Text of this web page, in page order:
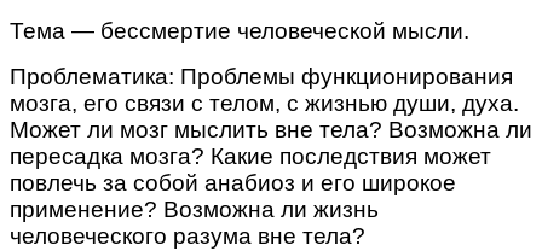
Тема — бессмертие человеческой мысли.
Проблематика: Проблемы функционирования
мозга, его связи с телом, с жизнью души, духа.
Может ли мозг мыслить вне тела? Возможна ли
пересадка мозга? Какие последствия может
повлечь за собой анабиоз и его широкое
применение? Возможна ли жизнь
человеческого разума вне тела?